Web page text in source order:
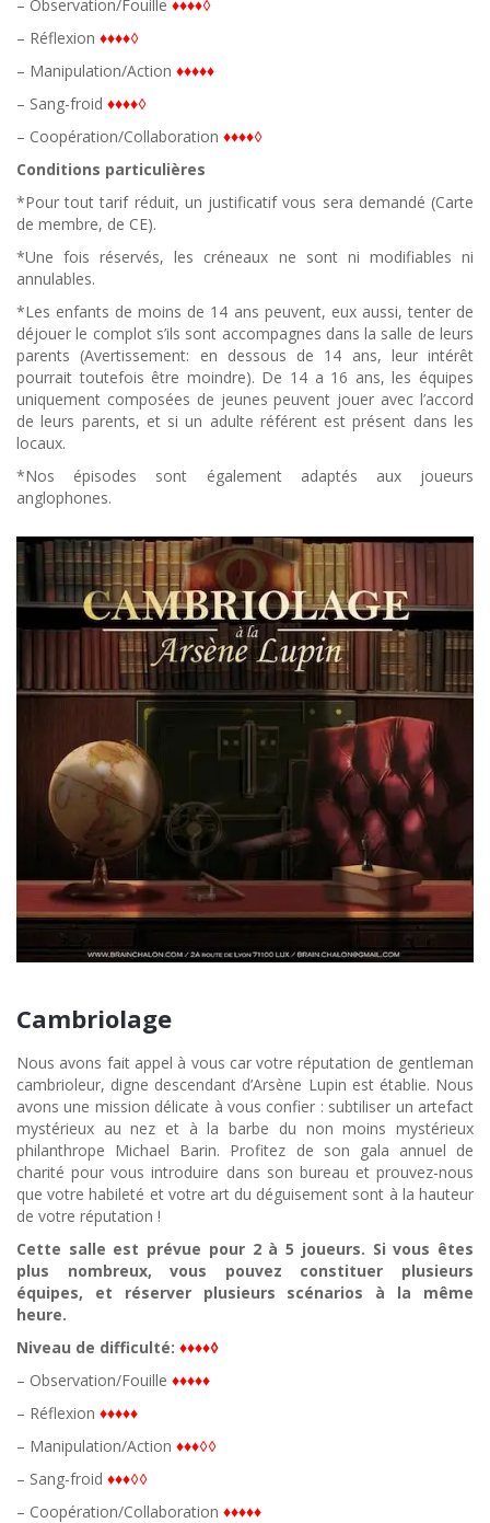
– Observation/Fouille ♦♦♦♦◊
– Réflexion ♦♦♦♦◊
– Manipulation/Action ♦♦♦♦♦
– Sang-froid ♦♦♦♦◊
– Coopération/Collaboration ♦♦♦♦◊
Conditions particulières
*Pour tout tarif réduit, un justificatif vous sera demandé (Carte
de membre, de CE).
*Une fois réservés, les créneaux ne sont ni modifiables ni
annulables.
*Les enfants de moins de 14 ans peuvent, eux aussi, tenter de
déjouer le complot s’ils sont accompagnes dans la salle de leurs
parents (Avertissement: en dessous de 14 ans, leur intérêt
pourrait toutefois être moindre). De 14 a 16 ans, les équipes
uniquement composées de jeunes peuvent jouer avec l’accord
de leurs parents, et si un adulte référent est présent dans les
locaux.
*Nos épisodes sont également adaptés aux joueurs
anglophones.
Cambriolage
Nous avons fait appel à vous car votre réputation de gentleman
cambrioleur, digne descendant d’Arsène Lupin est établie. Nous
avons une mission délicate à vous confier : subtiliser un artefact
mystérieux au nez et à la barbe du non moins mystérieux
philanthrope Michael Barin. Profitez de son gala annuel de
charité pour vous introduire dans son bureau et prouvez-nous
que votre habileté et votre art du déguisement sont à la hauteur
de votre réputation !
Cette salle est prévue pour 2 à 5 joueurs. Si vous êtes
plus nombreux, vous pouvez constituer plusieurs
équipes, et réserver plusieurs scénarios à la même
heure.
Niveau de difficulté: ♦♦♦♦◊
– Observation/Fouille ♦♦♦♦♦
– Réflexion ♦♦♦♦♦
– Manipulation/Action ♦♦♦◊◊
– Sang-froid ♦♦♦◊◊
– Coopération/Collaboration ♦♦♦♦♦